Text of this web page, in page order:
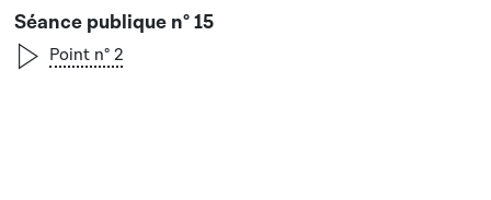
Séance publique n° 15
Point n° 2